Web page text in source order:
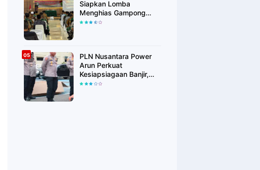
Siapkan Lomba
Menghias Gampong
Berhadiah Rp100 Juta,
PLN Nusantara Power
Arun Perkuat
Kesiapsiagaan Banjir,
Polres Lhokseumawe